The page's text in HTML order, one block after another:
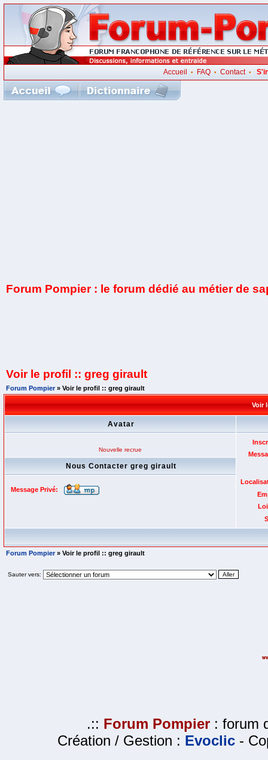
Accueil • FAQ •Contact•
Forum Pompier : le forum dédié au métier de
Voir le profil :: greg girault
Forum Pompier» Voir le profil :: greg girault
Voir
Avatar
Nouvelle recrue
Nous Contacter greg girault
Message Privé:
Forum Pompier» Voir le profil :: greg girault
Sauter vers:
.:: Forum Pompier : forum
Création / Gestion : Evoclic -